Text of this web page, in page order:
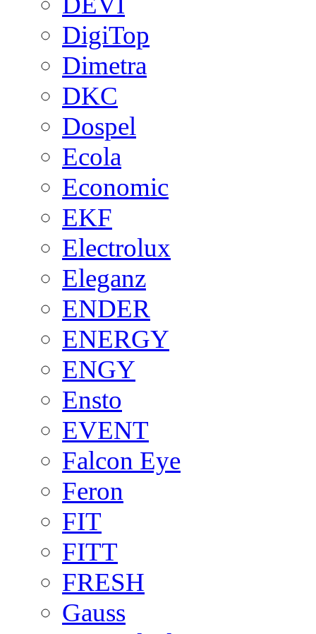
DigiTop
Dimetra
DKC
Dospel
Ecola
Economic
EKF
Electrolux
Eleganz
ENDER
ENERGY
ENGY
Ensto
EVENT
Falcon Eye
Feron
FIT
FITT
FRESH
Gauss